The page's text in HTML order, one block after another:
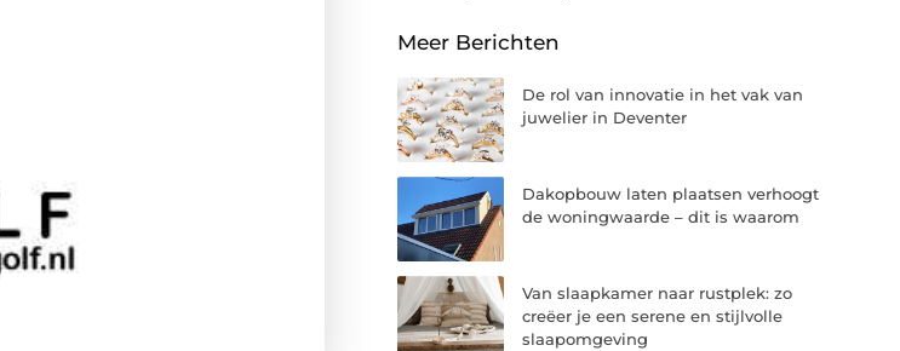
Meer Berichten
De rol van innovatie in het vak van
juwelier in Deventer
Dakopbouw laten plaatsen verhoogt
de woningwaarde – dit is waarom
Van slaapkamer naar rustplek: zo
creëer je een serene en stijlvolle
slaapomgeving